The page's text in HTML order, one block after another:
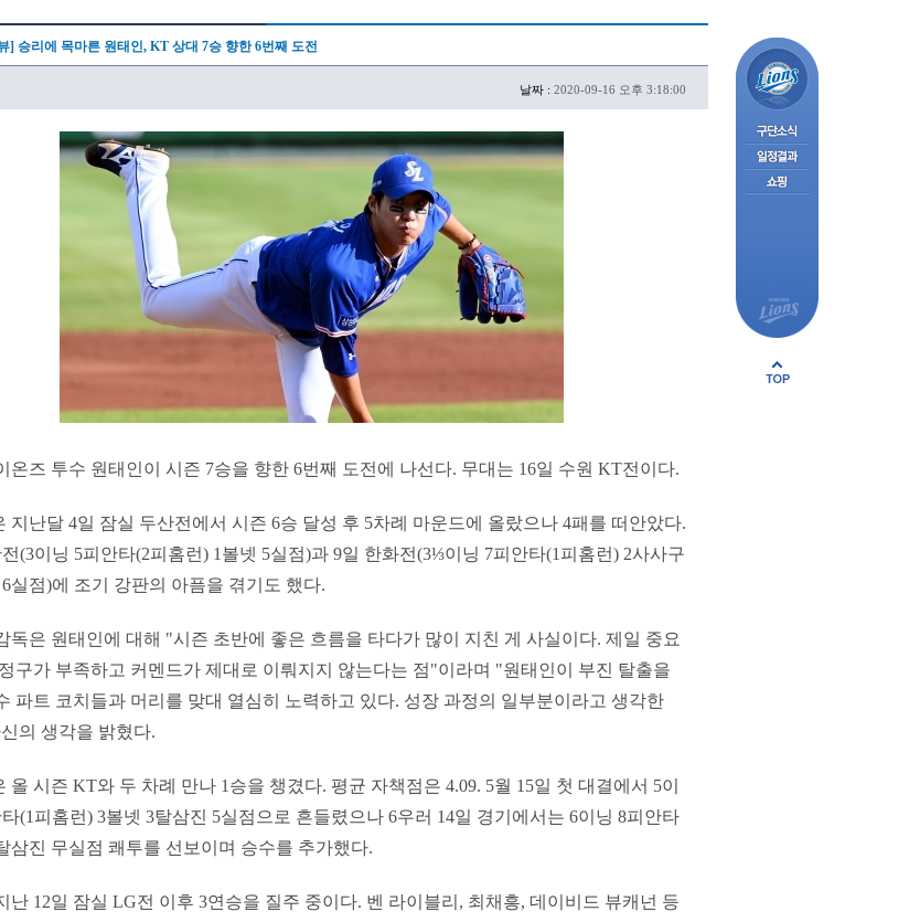
] 승리에 목마른 원태인, KT 상대 7승 향한 6번째 도전
날짜 : 2020-09-16 오후 3:18:00
온즈 투수 원태인이 시즌 7승을 향한 6번째 도전에 나선다. 무대는 16일 수원 KT전이다.
지난달 4일 잠실 두산전에서 시즌 6승 달성 후 5차례 마운드에 올랐으나 4패를 떠안았다.
(3이닝 5피안타(2피홈런) 1볼넷 5실점)과 9일 한화전(3⅓이닝 7피안타(1피홈런) 2사사구
실점)에 조기 강판의 아픔을 겪기도 했다.
독은 원태인에 대해 "시즌 초반에 좋은 흐름을 타다가 많이 지친 게 사실이다. 제일 중요
구가 부족하고 커멘드가 제대로 이뤄지지 않는다는 점"이라며 "원태인이 부진 탈출을
파트 코치들과 머리를 맞대 열심히 노력하고 있다. 성장 과정의 일부분이라고 생각한
의 생각을 밝혔다.
올 시즌 KT와 두 차례 만나 1승을 챙겼다. 평균 자책점은 4.09. 5월 15일 첫 대결에서 5이
(1피홈런) 3볼넷 3탈삼진 5실점으로 흔들렸으나 6우러 14일 경기에서는 6이닝 8피안타
삼진 무실점 쾌투를 선보이며 승수를 추가했다.
난 12일 잠실 LG전 이후 3연승을 질주 중이다. 벤 라이블리, 최채흥, 데이비드 뷰캐넌 등